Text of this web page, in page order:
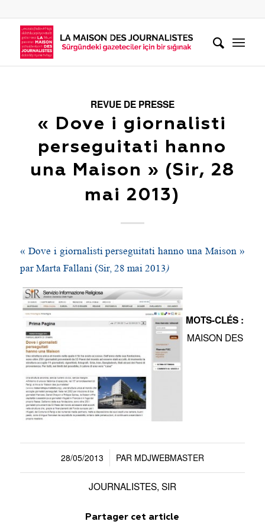
REVUE DE PRESSE
« Dove i giornalisti
perseguitati hanno
una Maison » (Sir, 28
mai 2013)
« Dove i giornalisti perseguitati hanno una Maison »
par Marta Fallani (Sir, 28 mai 2013)
28/05/2013
/ PAR MDJWEBMASTER
MOTS-CLÉS :
MAISON DES
JOURNALISTES, SIR
Partager cet article